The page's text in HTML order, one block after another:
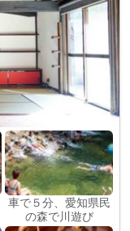
車で５分、愛知県民
の森で川遊び